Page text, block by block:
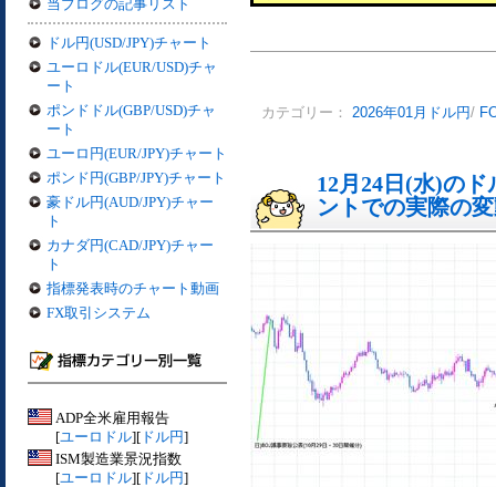
当ブログの記事リスト
ドル円(USD/JPY)チャート
ユーロドル(EUR/USD)チャ
ート
ポンドドル(GBP/USD)チャ
ート
ユーロ円(EUR/JPY)チャート
ポンド円(GBP/JPY)チャート
豪ドル円(AUD/JPY)チャー
ト
カナダ円(CAD/JPY)チャー
ト
指標発表時のチャート動画
FX取引システム
ADP全米雇用報告
[ユーロドル][ ドル円]
ISM製造業景況指数
[ユーロドル][ ドル円]
カテゴリー： 2026年01月ドル円/
12月24日(水)の
ントでの実際の